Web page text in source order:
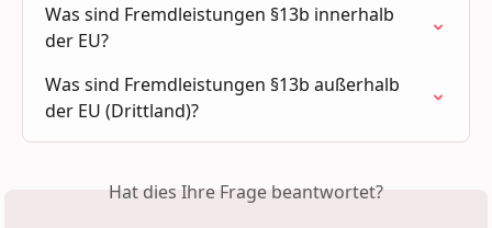
Was sind Fremdleistungen §13b innerhalb
der EU?
Was sind Fremdleistungen §13b außerhalb
der EU (Drittland)?
Hat dies Ihre Frage beantwortet?